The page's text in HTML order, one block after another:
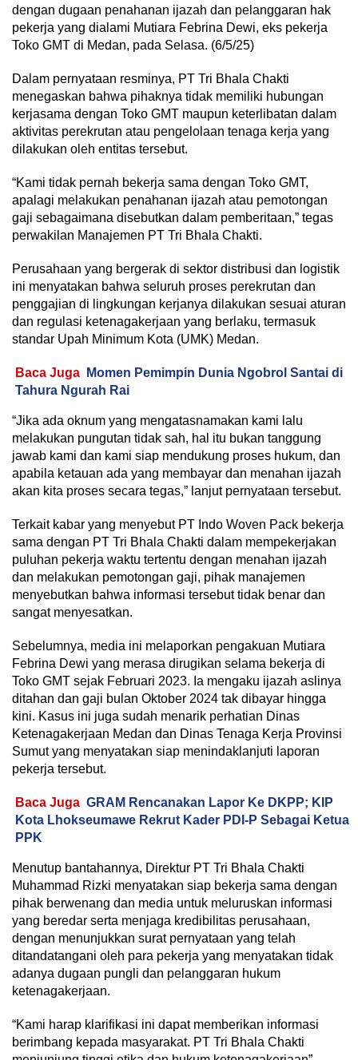
dengan dugaan penahanan ijazah dan pelanggaran hak
pekerja yang dialami Mutiara Febrina Dewi, eks pekerja
Toko GMT di Medan, pada Selasa. (6/5/25)
Dalam pernyataan resminya, PT Tri Bhala Chakti
menegaskan bahwa pihaknya tidak memiliki hubungan
kerjasama dengan Toko GMT maupun keterlibatan dalam
aktivitas perekrutan atau pengelolaan tenaga kerja yang
dilakukan oleh entitas tersebut.
“Kami tidak pernah bekerja sama dengan Toko GMT,
apalagi melakukan penahanan ijazah atau pemotongan
gaji sebagaimana disebutkan dalam pemberitaan,” tegas
perwakilan Manajemen PT Tri Bhala Chakti.
Perusahaan yang bergerak di sektor distribusi dan logistik
ini menyatakan bahwa seluruh proses perekrutan dan
penggajian di lingkungan kerjanya dilakukan sesuai aturan
dan regulasi ketenagakerjaan yang berlaku, termasuk
standar Upah Minimum Kota (UMK) Medan.
Baca Juga
Momen Pemimpin Dunia Ngobrol Santai di
Tahura Ngurah Rai
“Jika ada oknum yang mengatasnamakan kami lalu
melakukan pungutan tidak sah, hal itu bukan tanggung
jawab kami dan kami siap mendukung proses hukum, dan
apabila ketauan ada yang membayar dan menahan ijazah
akan kita proses secara tegas,” lanjut pernyataan tersebut.
Terkait kabar yang menyebut PT Indo Woven Pack bekerja
sama dengan PT Tri Bhala Chakti dalam mempekerjakan
puluhan pekerja waktu tertentu dengan menahan ijazah
dan melakukan pemotongan gaji, pihak manajemen
menyebutkan bahwa informasi tersebut tidak benar dan
sangat menyesatkan.
Sebelumnya, media ini melaporkan pengakuan Mutiara
Febrina Dewi yang merasa dirugikan selama bekerja di
Toko GMT sejak Februari 2023. Ia mengaku ijazah aslinya
ditahan dan gaji bulan Oktober 2024 tak dibayar hingga
kini. Kasus ini juga sudah menarik perhatian Dinas
Ketenagakerjaan Medan dan Dinas Tenaga Kerja Provinsi
Sumut yang menyatakan siap menindaklanjuti laporan
pekerja tersebut.
Baca Juga GRAM Rencanakan Lapor Ke DKPP; KIP
Kota Lhokseumawe Rekrut Kader PDI-P Sebagai Ketua
PPK
Menutup bantahannya, Direktur PT Tri Bhala Chakti
Muhammad Rizki menyatakan siap bekerja sama dengan
pihak berwenang dan media untuk meluruskan informasi
yang beredar serta menjaga kredibilitas perusahaan,
dengan menunjukkan surat pernyataan yang telah
ditandatangani oleh para pekerja yang menyatakan tidak
adanya dugaan pungli dan pelanggaran hukum
ketenagakerjaan.
“Kami harap klarifikasi ini dapat memberikan informasi
berimbang kepada masyarakat. PT Tri Bhala Chakti